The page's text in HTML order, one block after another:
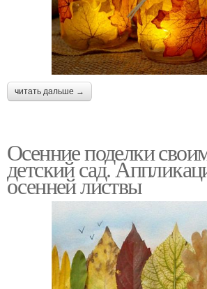
читать дальше →
Осенние поделки
детский сад.
осенней листвы